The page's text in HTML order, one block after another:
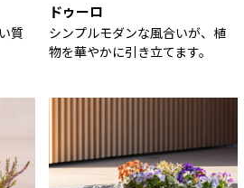
質
ドゥーロ
シンプルモダンな風合いが、植
物を華やかに引き立てます。